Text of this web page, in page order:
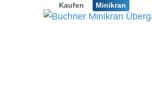
Kaufen Minikran